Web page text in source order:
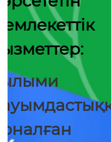
өңірлік
және
айналып